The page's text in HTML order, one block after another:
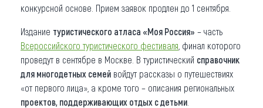
конкурсной основе. Прием заявок продлен до 1 сентября.
Издание туристического атласа «Моя Россия» – часть
Всероссийского туристического фестиваля , финал которого
проведут в сентябре в Москве. В туристический справочник
для многодетных семей войдут рассказы о путешествиях
«от первого лица», а кроме того – описания региональных
проектов, поддерживающих отдых с детьми